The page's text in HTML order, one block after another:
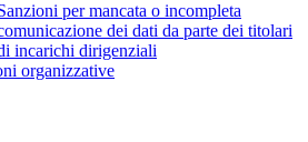
per mancata o incompleta
dei dati da parte dei titolari
incarichi dirigenziali
organizzative